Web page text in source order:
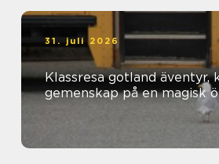
31. juli 2026
Klassresa gotland äventyr, kunskap och
gemenskap på en magisk ö